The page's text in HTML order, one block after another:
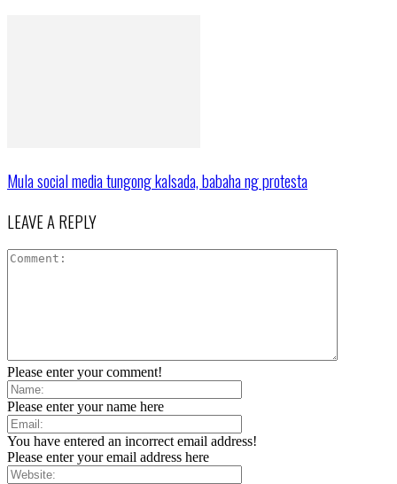
Mula social media tungong kalsada, babaha ng protesta
LEAVE A REPLY
Please enter your comment!
Please enter your name here
You have entered an incorrect email address!
Please enter your email address here